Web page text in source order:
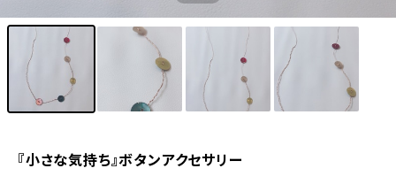
『小さな気持ち』ボタンアクセサリー